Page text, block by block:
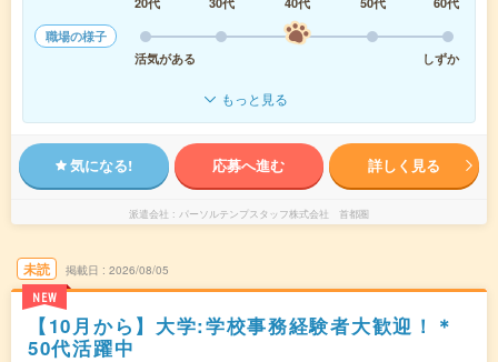
職場の様子
活気がある
しずか
もっと見る
気になる! 応募へ進む 詳しく見る
派遣会社 パーソルテンプスタッフ株式会社 首都圏
未読
NEW
掲載日 2026/08/05
【10月から】大学:学校事務経験者大歓迎！＊
50代活躍中